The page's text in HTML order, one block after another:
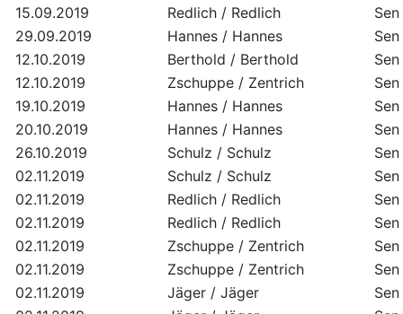
15.09.2019
Redlich / Redlich
29.09.2019
Hannes / Hannes
12.10.2019
Berthold / Berthold
12.10.2019
Zschuppe / Zentrich
19.10.2019
Hannes / Hannes
20.10.2019
Hannes / Hannes
26.10.2019
Schulz / Schulz
02.11.2019
Schulz / Schulz
02.11.2019
Redlich / Redlich
02.11.2019
Redlich / Redlich
02.11.2019
Zschuppe / Zentrich
02.11.2019
Zschuppe / Zentrich
02.11.2019
Jäger / Jäger